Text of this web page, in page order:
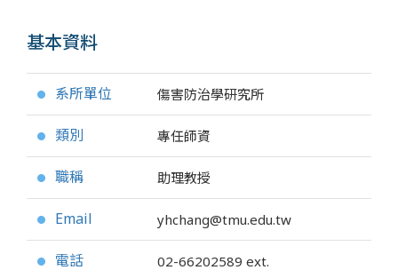
基本資料
● 系所單位 傷害防治學研究所
● 類別 專任師資
● 職稱 助理教授
● Email yhchang@tmu.edu.tw
● 電話 02-66202589 ext.